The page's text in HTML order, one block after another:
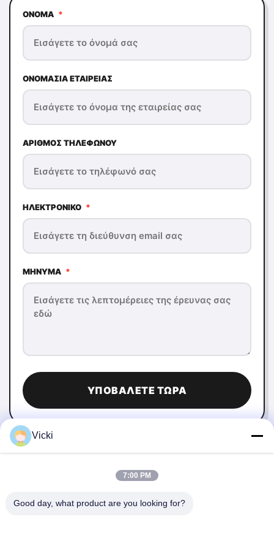
ΌΝΟΜΑ *
ΟΝΟΜΑΣΊΑ ΕΤΑΙΡΕΊΑΣ
ΑΡΙΘΜΌΣ ΤΗΛΕΦΏΝΟΥ
ΗΛΕΚΤΡΟΝΙΚΌ *
ΜΉΝΥΜΑ *
ΥΠΟΒΆΛΕΤΕ ΤΏΡΑ
Vicki
7:00 PM
Good day, what product are you looking for?